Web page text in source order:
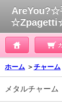
AreYou?☆
ホーム ＞チャーム
メタルチャーム